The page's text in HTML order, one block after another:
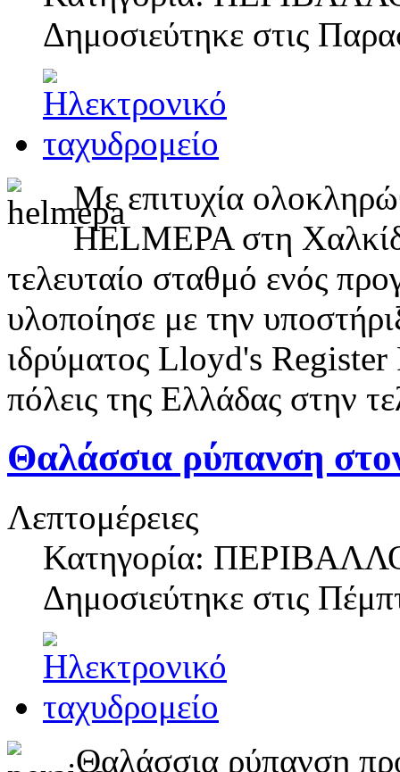
Δημοσιεύτηκε στις
Με επιτυχία
HELMEPA στη
τελευταίο σταθμό ενός
υλοποίησε με την
ιδρύματος Lloyd's
πόλεις της Ελλάδας στην
Θαλάσσια ρύπανση
Λεπτομέρειες
Κατηγορία:
Δημοσιεύτηκε στις
Θαλάσσια ρύπανση